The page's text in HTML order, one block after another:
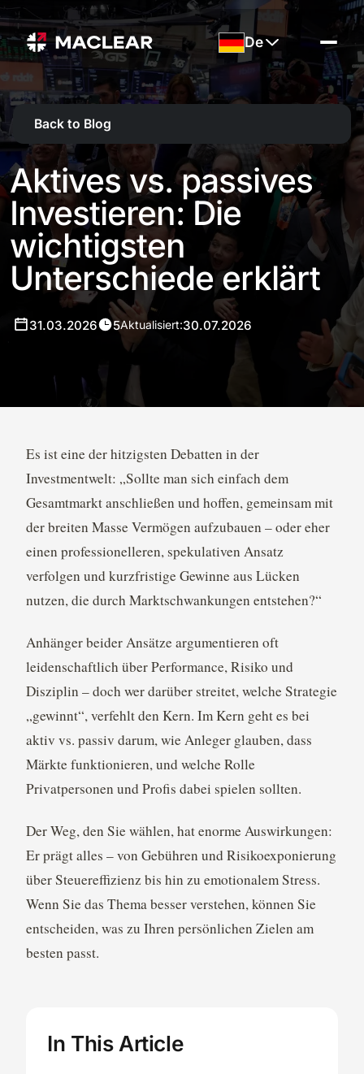
De
Back to Blog
Aktives vs. passives
Investieren: Die
wichtigsten
Unterschiede erklärt
31.03.2026 5Aktualisiert:30.07.2026
Es ist eine der hitzigsten Debatten in der
Investmentwelt: „Sollte man sich einfach dem
Gesamtmarkt anschließen und hoffen, gemeinsam mit
der breiten Masse Vermögen aufzubauen – oder eher
einen professionelleren, spekulativen Ansatz
verfolgen und kurzfristige Gewinne aus Lücken
nutzen, die durch Marktschwankungen entstehen?“
Anhänger beider Ansätze argumentieren oft
leidenschaftlich über Performance, Risiko und
Disziplin – doch wer darüber streitet, welche Strategie
„gewinnt“, verfehlt den Kern. Im Kern geht es bei
aktiv vs. passiv darum, wie Anleger glauben, dass
Märkte funktionieren, und welche Rolle
Privatpersonen und Profis dabei spielen sollten.
Der Weg, den Sie wählen, hat enorme Auswirkungen:
Er prägt alles – von Gebühren und Risikoexponierung
über Steuereffizienz bis hin zu emotionalem Stress.
Wenn Sie das Thema besser verstehen, können Sie
entscheiden, was zu Ihren persönlichen Zielen am
besten passt.
In This Article